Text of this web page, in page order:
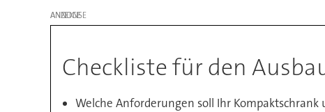
ANZEIGE
Checkliste für den
Welche Anforderungen soll Ihr